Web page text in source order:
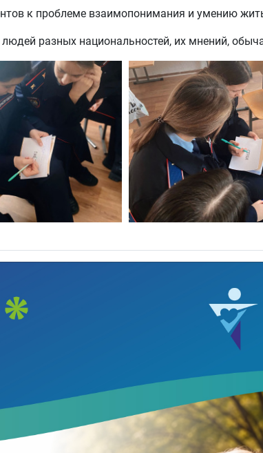
к проблеме взаимопонимания и умению
разных национальностей, их мнений,